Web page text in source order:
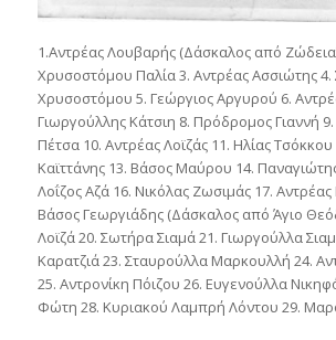
1.Αντρέας Λουβαρής (Δάσκαλος από
Χρυσοστόμου Παλία 3. Αντρέας Ασσιώτης
Χρυσοστόμου 5. Γεώργιος Αργυρού 6.
Γιωργούλλης Κάτσιη 8. Πρόδρομος Γιαννή
Πέτσα 10. Αντρέας Λοϊζάς 11. Ηλίας
Καϊττάνης 13. Βάσος Μαύρου 14.
Λοΐζος Αζά 16. Νικόλας Ζωσιμάς 17. Αντρέας
Βάσος Γεωργιάδης (Δάσκαλος από Άγιο
Λοϊζά 20. Σωτήρα Σιαμά 21. Γιωργούλλα
Καρατζιά 23. Σταυρούλλα Μαρκουλλή 24.
25. Αντρονίκη Πόιζου 26. Ευγενούλλα
Φώτη 28. Κυριακού Λαμπρή Λόντου 29.